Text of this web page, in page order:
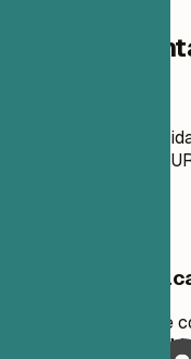
Dados de
Nome Sobrenome
Endereço de E-mail
O que vale
Suas informações de
recrutadores veem.